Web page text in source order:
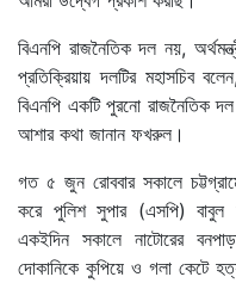
বিএনপি রাজনৈতিক দল নয়,
প্রতিক্রিয়ায় দলটির মহাসচিব
বিএনপি একটি পুরনো রাজনৈতিক
আশার কথা জানান ফখরুল।
গত ৫ জুন রোববার সকালে
করে পুলিশ সুপার (এসপি) বাবুল
একইদিন সকালে নাটোরের
দোকানিকে কুপিয়ে ও গলা কেটে